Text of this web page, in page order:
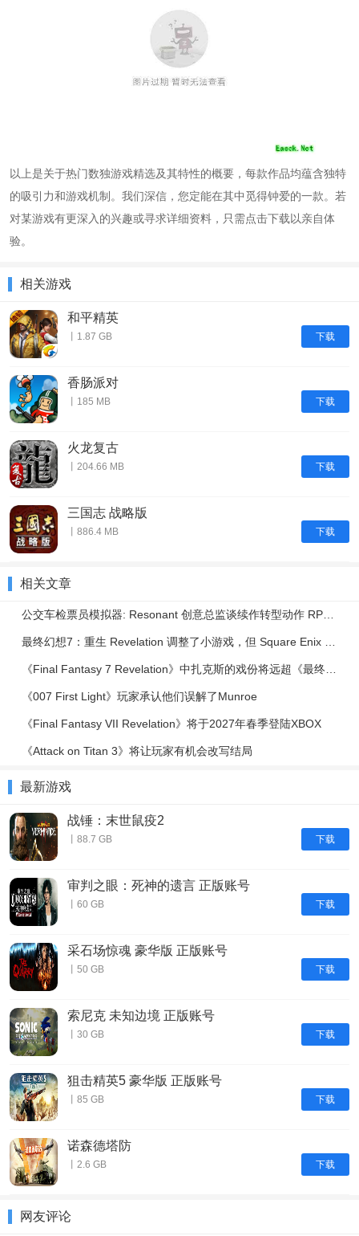
以上是关于热门数独游戏精选及其特性的概要，每款作品均蕴含独特
的吸引力和游戏机制。我们深信，您定能在其中觅得钟爱的一款。若
对某游戏有更深入的兴趣或寻求详细资料，只需点击下载以亲自体
验。
相关游戏
下载
和平精英
丨1.87 GB
下载
香肠派对
丨185 MB
下载
火龙复古
丨204.66 MB
下载
三国志 战略版
丨886.4 MB
相关文章
《007 First Light》玩家承认他们误解了Munroe
《Final Fantasy VII Revelation》将于2027年春季登陆XBOX
《Attack on Titan 3》将让玩家有机会改写结局
最新游戏
下载
战锤：末世鼠疫2
丨88.7 GB
下载
审判之眼：死神的遗言 正版账号
丨60 GB
下载
采石场惊魂 豪华版 正版账号
丨50 GB
下载
索尼克 未知边境 正版账号
丨30 GB
下载
狙击精英5 豪华版 正版账号
丨85 GB
下载
诺森德塔防
丨2.6 GB
网友评论